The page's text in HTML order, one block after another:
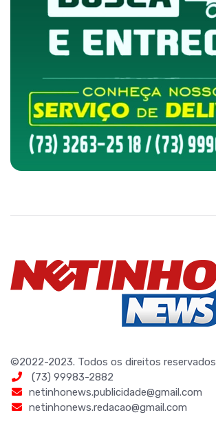
©2022-2023. Todos os direitos reservados
(73) 99983-2882
netinhonews.publicidade@gmail.com
netinhonews.redacao@gmail.com